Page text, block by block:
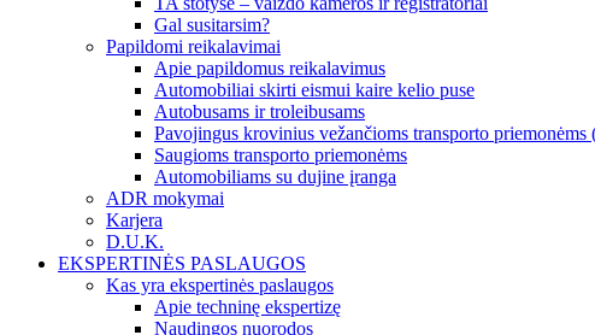
Gal susitarsim?
Papildomi reikalavimai
Apie papildomus reikalavimus
Automobiliai skirti eismui kaire kelio puse
Autobusams ir troleibusams
Pavojingus krovinius vežančioms transporto
Saugioms transporto priemonėms
Automobiliams su dujine įranga
ADR mokymai
Karjera
D.U.K.
EKSPERTINĖS PASLAUGOS
Kas yra ekspertinės paslaugos
Apie techninę ekspertizę
Naudingos nuorodos